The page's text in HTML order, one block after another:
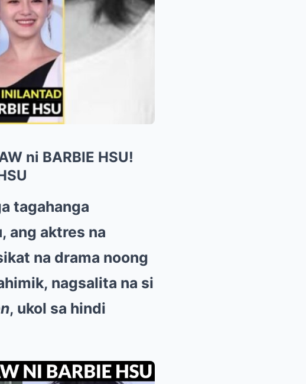
ni BARBIE HSU!
tagahanga
ang aktres na
na drama noong
nagsalita na si
, ukol sa hindi